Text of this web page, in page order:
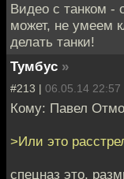
Видео с танком
может, не умеем
делать танки!
Тумбус »
#213 | 06.05.14 22:57
Кому: Павел
>Или это
спецназ это,